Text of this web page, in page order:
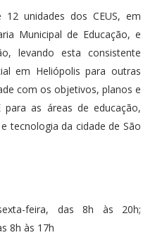
unidades dos CEUS, em
Municipal de Educação, e
levando esta consistente
em Heliópolis para outras
com os objetivos, planos e
para as áreas de educação,
tecnologia da cidade de São
feira, das 8h às 20h;
8h às 17h